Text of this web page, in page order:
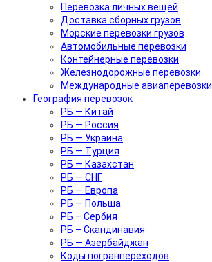
Перевозка личных вещей
Доставка сборных грузов
Морские перевозки грузов
Автомобильные перевозки
Контейнерные перевозки
Железнодорожные перевозки
Международные авиаперевозки
География перевозок
РБ — Китай
РБ — Россия
РБ — Украина
РБ — Турция
РБ — Казахстан
РБ — СНГ
РБ — Европа
РБ — Польша
РБ – Сербия
РБ – Скандинавия
РБ — Азербайджан
Коды погранпереходов